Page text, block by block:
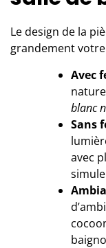
Le design de la
grandement
Avec
blanc
Sans
avec